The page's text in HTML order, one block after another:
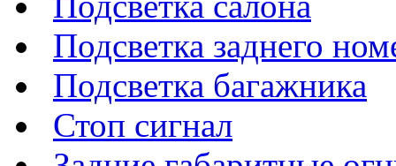
Подсветка заднего
Подсветка багажника
Стоп сигнал